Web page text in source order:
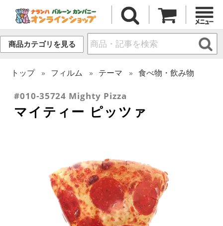
商品カテゴリを見る
トップ フィルム テーマ 食べ物・飲み物
#010-35724 Mighty Pizza
マイティー ピッツァ